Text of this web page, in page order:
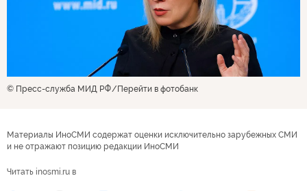
© Пресс-служба МИД РФ Перейти в фотобанк
Материалы ИноСМИ содержат оценки исключительно зарубежных СМИ
и не отражают позицию редакции ИноСМИ
Читать inosmi.ru в